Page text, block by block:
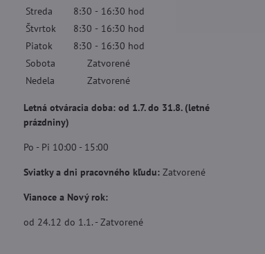
Streda 8:30 - 16:30 hod
Štvrtok
8:30 - 16:30 hod
Piatok
8:30 - 16:30 hod
Sobota
Zatvorené
Nedela
Zatvorené
Letná otváracia doba: od 1.7. do 31.8. (letné
prázdniny)
Po - Pi 10:00 - 15:00
Sviatky a dni pracovného kľudu:Zatvorené
Vianoce a Nový rok:
od 24.12 do 1.1. - Zatvorené